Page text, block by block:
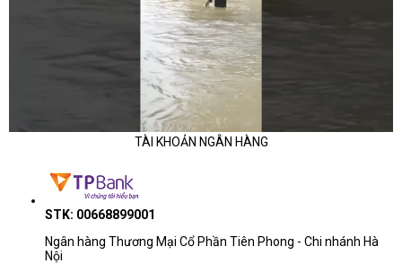
TÀI KHOẢN NGÂN HÀNG
STK: 00668899001
Ngân hàng Thương Mại Cổ Phần Tiên Phong - Chi nhánh Hà
Nội